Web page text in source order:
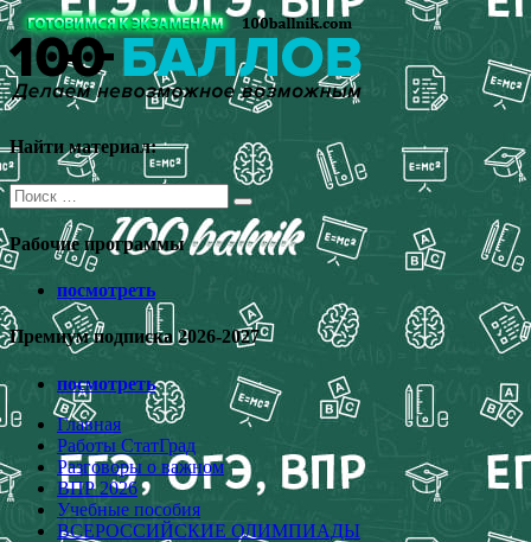
Перейти
к
содержимому
Найти материал:
Поиск
для:
Рабочие программы
посмотреть
Премиум подписка 2026-2027
посмотреть
Главная
Работы СтатГрад
Разговоры о важном
ВПР 2026
Учебные пособия
ВСЕРОССИЙСКИЕ ОЛИМПИАДЫ